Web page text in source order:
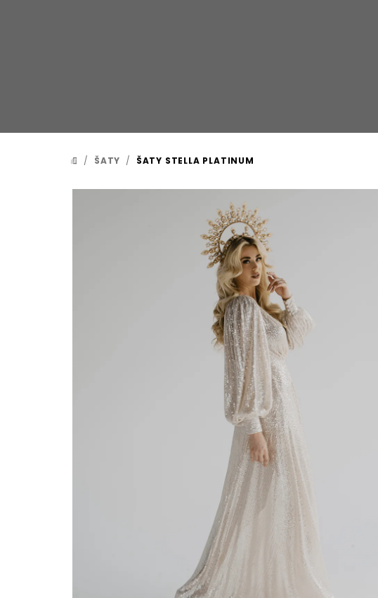
DOMOV
/ ŠATY / ŠATY STELLA PLATINUM